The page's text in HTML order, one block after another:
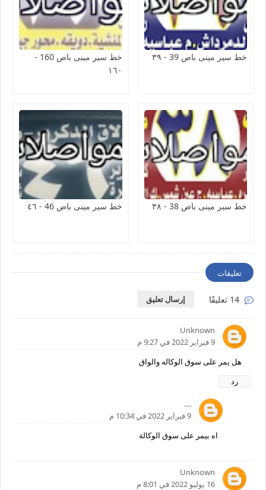
خط سير مينى باص 39 - ٣٩
خط سير مينى باص 160 -
١٦٠
خط سير مينى باص 38 - ٣٨ خط سير مينى باص 46 - ٤٦
تعليقات
إرسال تعليق
Unknown
9 فبراير 2022 في 9:27 م
هل يمر على سوق الوكاله والواق
رد
....
9 فبراير 2022 في 10:34 م
اه بيمر على سوق الوكالة
Unknown
16 يوليو 2022 في 8:01 م